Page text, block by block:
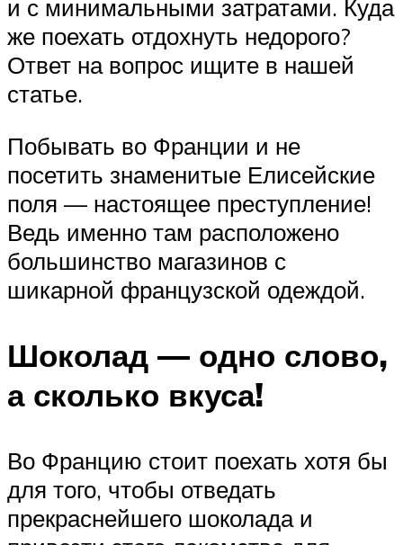
и с минимальными затратами. Куда
же поехать отдохнуть недорого?
Ответ на вопрос ищите в нашей
статье.
Побывать во Франции и не
посетить знаменитые Елисейские
поля — настоящее преступление!
Ведь именно там расположено
большинство магазинов с
шикарной французской одеждой.
Шоколад — одно слово,
а сколько вкуса!
Во Францию стоит поехать хотя бы
для того, чтобы отведать
прекраснейшего шоколада и